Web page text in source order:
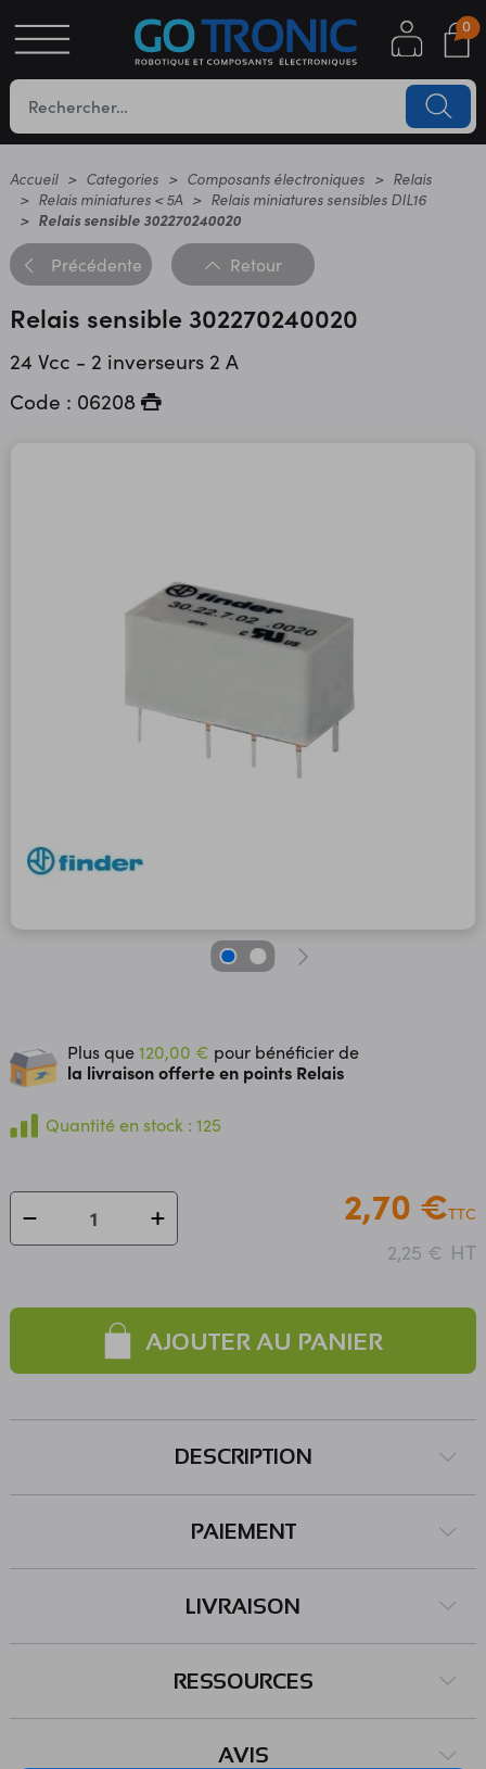
0
Accueil Categories Composants électroniques
Relais
Relais miniatures < 5A
Relais miniatures sensibles DIL16
Relais sensible 302270240020
Précédente Retour
Relais sensible 302270240020
24 Vcc - 2 inverseurs 2 A
Code : 06208
Plus que120,00 € pour bénéficier de
la livraison offerte en points Relais
Quantité en stock : 125
2,70 €TTC
2,25 € HT
AJOUTER AU PANIER
DESCRIPTION
PAIEMENT
LIVRAISON
RESSOURCES
AVIS